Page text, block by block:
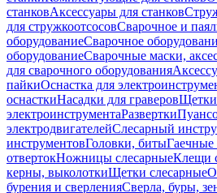
станковАксессуары для станков
для стружкоотсосовСварочное и
оборудованиеСварочное
оборудованиеСварочные маски,
для сварочного оборудования
пайкиОснастка для
оснасткиНасадки для граверовЩетки
электроинструментаРазвертки
электродвигателейСлесарный
инструментовГоловки, биты
отвертокНожницы слесарныеКлещи
керны, выколоткиЩетки слесарные
бурения и сверленияСверла, буры,